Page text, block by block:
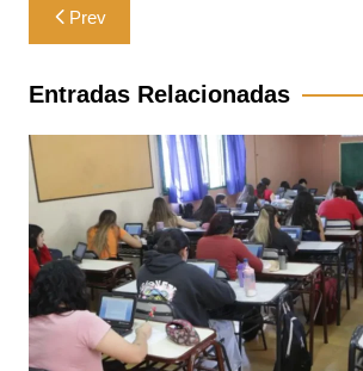
Navegación
de
entradas
Prev
Entradas Relacionadas